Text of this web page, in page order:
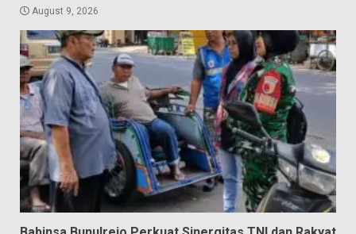
August 9, 2026